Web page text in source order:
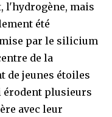
l'hydrogène, mais
été
par le silicium
de la
de jeunes étoiles
érodent plusieurs
avec leur